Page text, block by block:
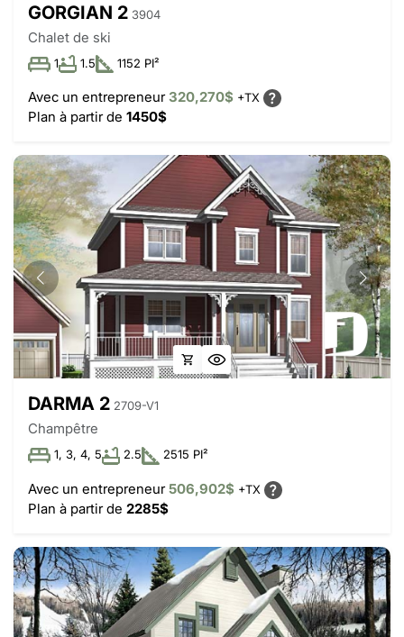
GORGIAN 2 3904
Chalet de ski
1 1.5 1152 PI²
Avec un entrepreneur320,270$ +TX
Plan à partir de 1450$
DARMA 2 2709-V1
Champêtre
1, 3, 4, 5 2.5 2515 PI²
Avec un entrepreneur506,902$ +TX
Plan à partir de 2285$